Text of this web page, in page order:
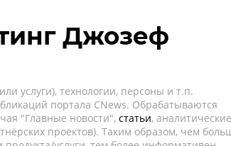
Джозеф
услуги), технологии, персоны и т.п.
портала CNews. Обрабатываются
"Главные новости", статьи, аналитические
проектов). Таким образом, чем